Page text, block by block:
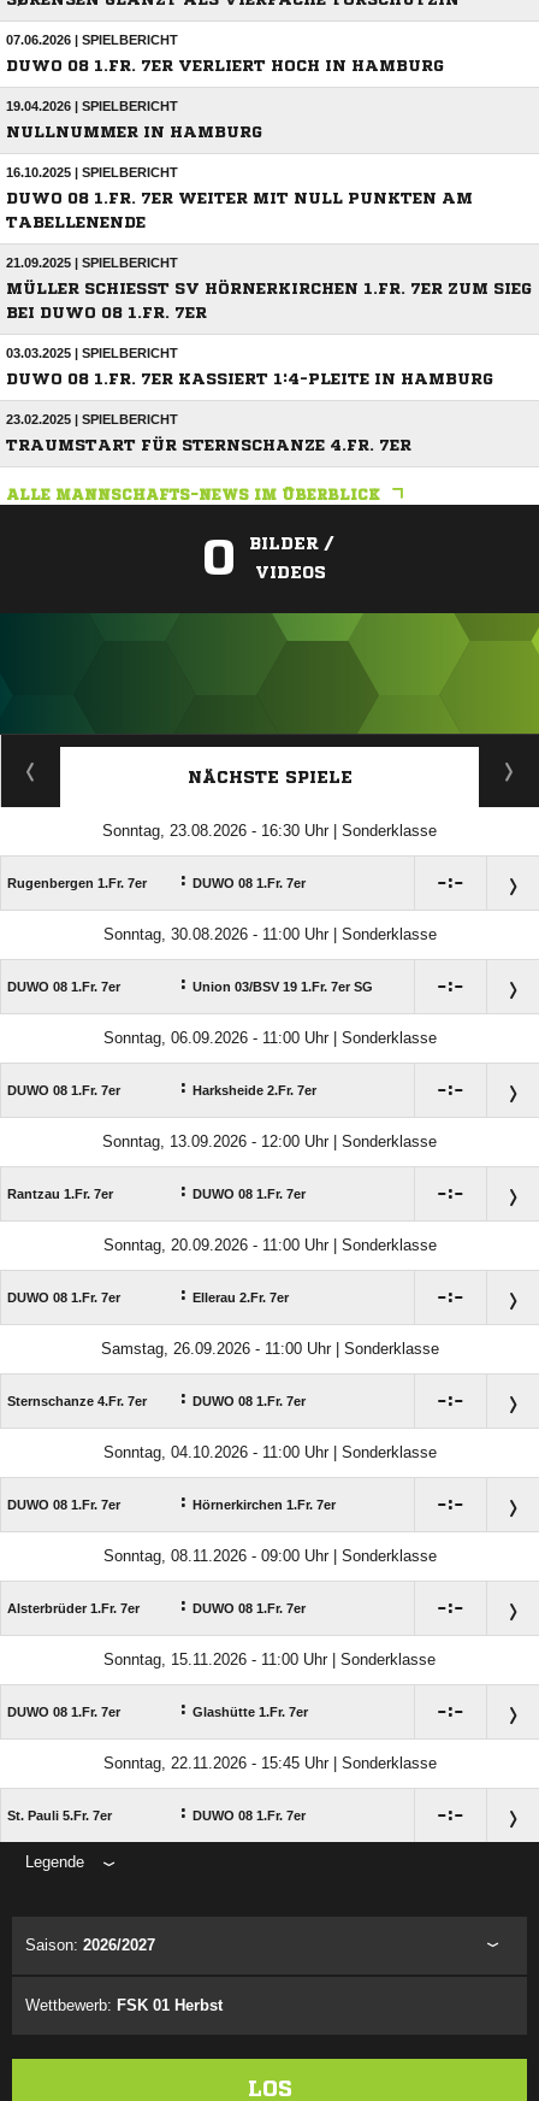
07.06.2026 | SPIELBERICHT
DUWO 08 1.FR. 7ER VERLIERT HOCH IN HAMBURG
19.04.2026 | SPIELBERICHT
NULLNUMMER IN HAMBURG
16.10.2025 | SPIELBERICHT
DUWO 08 1.FR. 7ER WEITER MIT NULL PUNKTEN AM
TABELLENENDE
21.09.2025 | SPIELBERICHT
MÜLLER SCHIESST SV HÖRNERKIRCHEN 1.FR. 7ER ZUM SIEG B
EI DUWO 08 1.FR. 7ER
03.03.2025 | SPIELBERICHT
DUWO 08 1.FR. 7ER KASSIERT 1:4-PLEITE IN HAMBURG
23.02.2025 | SPIELBERICHT
TRAUMSTART FÜR STERNSCHANZE 4.FR. 7ER
ALLE MANNSCHAFTS-NEWS IM ÜBERBLICK
0
BILDER /
VIDEOS
ANZEIGE
NÄCHSTE SPIELE
Sonntag, 23.08.2026 - 16:30 Uhr | Sonderklasse
Rugenbergen 1.Fr. 7er : DUWO 08 1.Fr. 7er :
Sonntag, 30.08.2026 - 11:00 Uhr | Sonderklasse
DUWO 08 1.Fr. 7er : Union 03/​BSV 19 1.Fr. 7er SG :
Sonntag, 06.09.2026 - 11:00 Uhr | Sonderklasse
DUWO 08 1.Fr. 7er : Harksheide 2.Fr. 7er :
Sonntag, 13.09.2026 - 12:00 Uhr | Sonderklasse
Rantzau 1.Fr. 7er : DUWO 08 1.Fr. 7er :
Sonntag, 20.09.2026 - 11:00 Uhr | Sonderklasse
DUWO 08 1.Fr. 7er : Ellerau 2.Fr. 7er :
Samstag, 26.09.2026 - 11:00 Uhr | Sonderklasse
Sternschanze 4.Fr. 7er : DUWO 08 1.Fr. 7er :
Sonntag, 04.10.2026 - 11:00 Uhr | Sonderklasse
DUWO 08 1.Fr. 7er : Hörnerkirchen 1.Fr. 7er :
Sonntag, 08.11.2026 - 09:00 Uhr | Sonderklasse
Alsterbrüder 1.Fr. 7er : DUWO 08 1.Fr. 7er :
Sonntag, 15.11.2026 - 11:00 Uhr | Sonderklasse
DUWO 08 1.Fr. 7er : Glashütte 1.Fr. 7er :
Sonntag, 22.11.2026 - 15:45 Uhr | Sonderklasse
St. Pauli 5.Fr. 7er : DUWO 08 1.Fr. 7er :
Legende
Saison: 2026/2027
Wettbewerb: FSK 01 Herbst
LOS